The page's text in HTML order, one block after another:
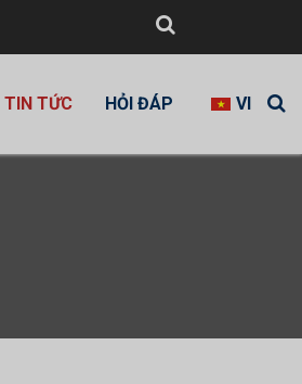
TIN TỨC HỎI ĐÁP VI